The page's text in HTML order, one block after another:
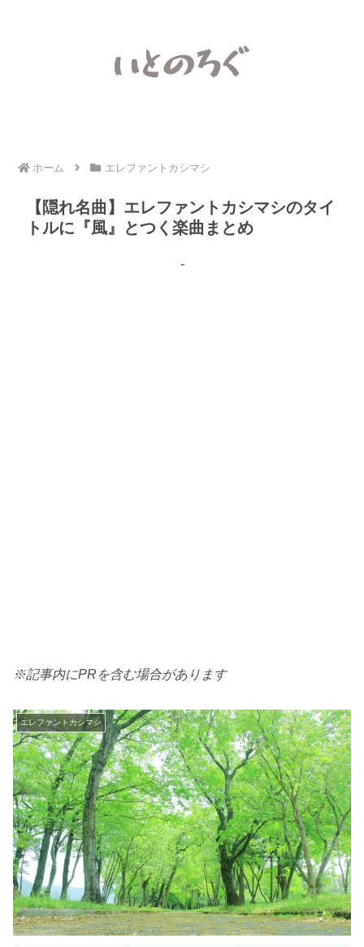
ホーム エレファントカシマシ
【隠れ名曲】エレファントカシマシのタイ
トルに『風』とつく楽曲まとめ
-
※記事内にPRを含む場合があります
エレファントカシマシ